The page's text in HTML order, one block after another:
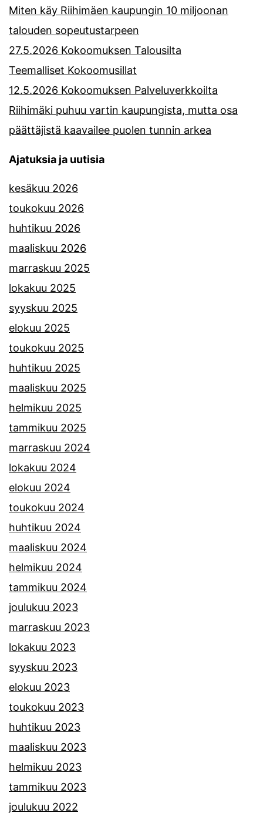
Miten käy Riihimäen kaupungin 10 miljoonan
talouden sopeutustarpeen
27.5.2026 Kokoomuksen Talousilta
Teemalliset Kokoomusillat
12.5.2026 Kokoomuksen Palveluverkkoilta
Riihimäki puhuu vartin kaupungista, mutta osa
päättäjistä kaavailee puolen tunnin arkea
Ajatuksia ja uutisia
kesäkuu 2026
toukokuu 2026
huhtikuu 2026
maaliskuu 2026
marraskuu 2025
lokakuu 2025
syyskuu 2025
elokuu 2025
toukokuu 2025
huhtikuu 2025
maaliskuu 2025
helmikuu 2025
tammikuu 2025
marraskuu 2024
lokakuu 2024
elokuu 2024
toukokuu 2024
huhtikuu 2024
maaliskuu 2024
helmikuu 2024
tammikuu 2024
joulukuu 2023
marraskuu 2023
lokakuu 2023
syyskuu 2023
elokuu 2023
toukokuu 2023
huhtikuu 2023
maaliskuu 2023
helmikuu 2023
tammikuu 2023
joulukuu 2022